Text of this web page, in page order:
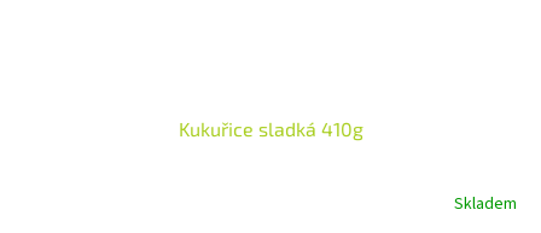
Kukuřice sladká 410g
Skladem